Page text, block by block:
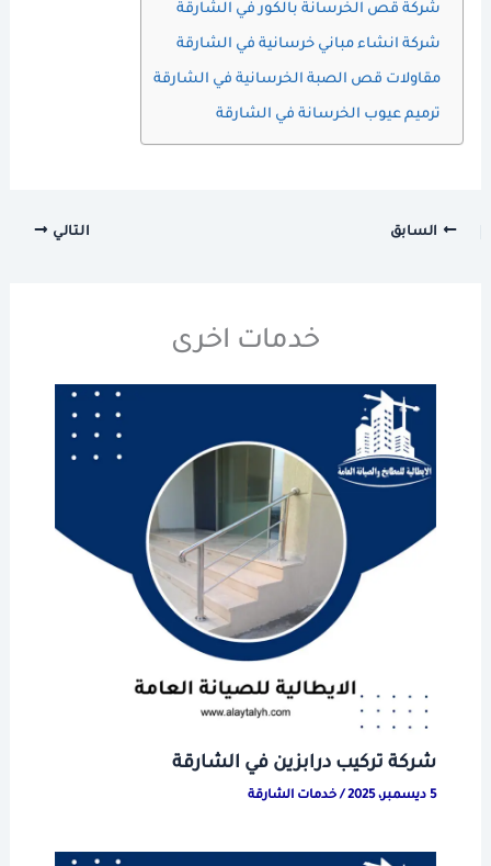
شركة قص الخرسانة بالكور في الشارقة
شركة انشاء مباني خرسانية في الشارقة
مقاولات قص الصبة الخرسانية في الشارقة
ترميم عيوب الخرسانة في الشارقة
السابق التالي
خدمات اخرى
شركة تركيب درابزين في الشارقة
5 ديسمبر، 2025 /خدمات الشارقة